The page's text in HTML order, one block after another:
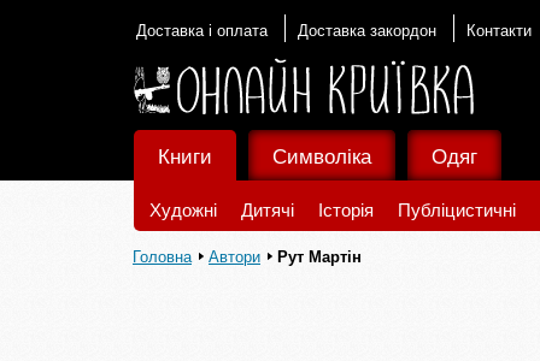
Доставка і оплата Доставка закордон Контакти
Книги
Художні Дитячі Історія Публіцистичні
Символіка Одяг
Головна Автори Рут Мартін